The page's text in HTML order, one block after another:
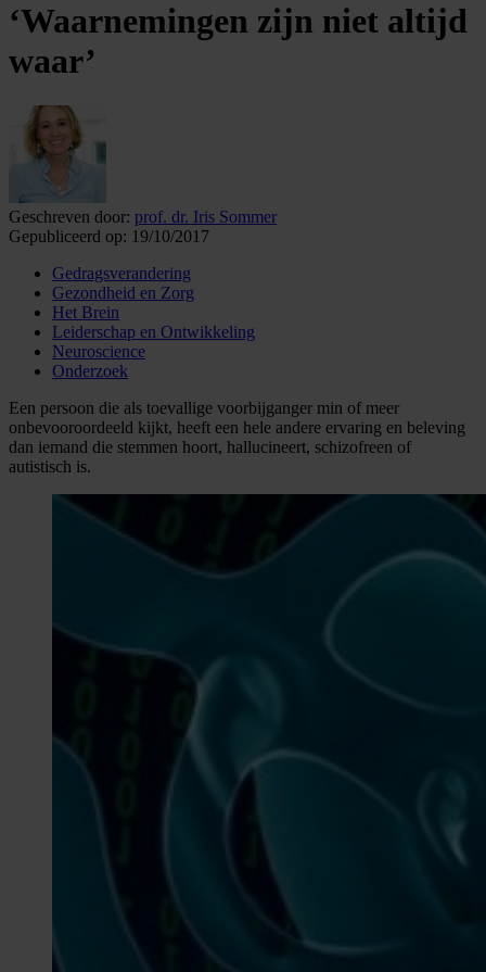
‘Waarnemingen zijn niet altijd
waar’
Geschreven door: prof. dr. Iris Sommer
Gepubliceerd op: 19/10/2017
Gedragsverandering
Gezondheid en Zorg
Het Brein
Leiderschap en Ontwikkeling
Neuroscience
Onderzoek
Een persoon die als toevallige voorbijganger min of meer
onbevooroordeeld kijkt, heeft een hele andere ervaring en beleving
dan iemand die stemmen hoort, hallucineert, schizofreen of
autistisch is.